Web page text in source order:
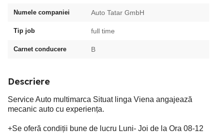
Numele companiei Auto Tatar GmbH
Tip job full time
Carnet conducere B
Descriere
Service Auto multimarca Situat linga Viena angajează
mecanic auto cu experiența.
+Se oferă condiții bune de lucru Luni- Joi de la Ora 08-12